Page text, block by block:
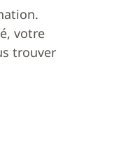
votre
trouver